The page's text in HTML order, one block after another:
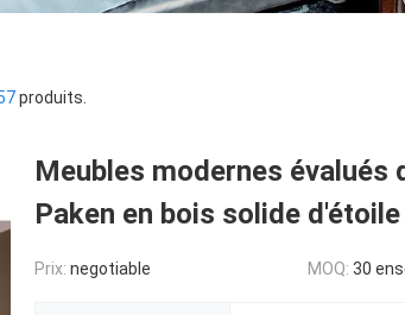
produits.
Meubles modernes évalués
Paken en bois solide d'étoile
Prix: negotiable MOQ: 30